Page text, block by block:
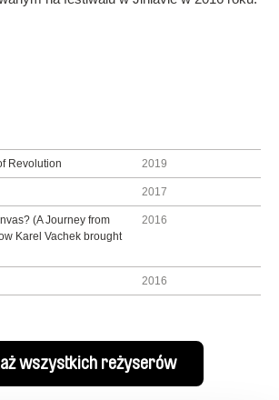
Revolution 2019
2017
(A Journey from
Karel Vachek brought
2016
2016
wszystkich reżyserów